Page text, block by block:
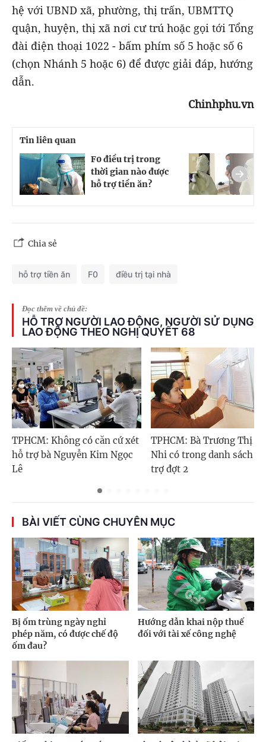
hệ với UBND xã, phường, thị trấn, UBMTTQ
quận, huyện, thị xã nơi cư trú hoặc gọi tới Tổng
đài điện thoại 1022 - bấm phím số 5 hoặc số 6
(chọn Nhánh 5 hoặc 6) để được giải đáp, hướng
dẫn.
Chinhphu.vn
Tin liên quan
F0 điều trị trong
thời gian nào được
hỗ trợ tiền ăn?
Chia sẻ
hỗ trợ tiền ăn F0 điều trị tại nhà
Đọc thêm về chủ đề:
HỖ TRỢ NGƯỜI LAO ĐỘNG, NGƯỜI SỬ DỤNG
LAO ĐỘNG THEO NGHỊ QUYẾT 68
TPHCM: Không có căn cứ xét
hỗ trợ bà Nguyễn Kim Ngọc
Lê
TPHCM: Bà Trương Thị
Nhi có trong danh sách hỗ
trợ đợt 2
BÀI VIẾT CÙNG CHUYÊN MỤC
Bị ốm trùng ngày nghỉ
phép năm, có được chế độ
ốm đau?
Hướng dẫn khai nộp thuế
đối với tài xế công nghệ